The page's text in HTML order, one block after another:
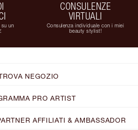
un
CONSULENZE
VIRTUALI
Consulenza individuale con i miei
beauty stylist!
NEGOZIO
PRO ARTIST
AFFILIATI & AMBASSADOR